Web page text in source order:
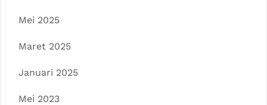
Mei 2025
Maret 2025
Januari 2025
Mei 2023